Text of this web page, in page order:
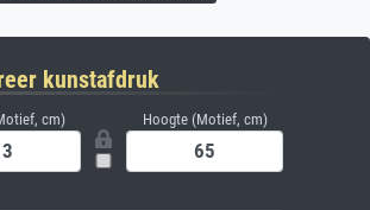
kunstafdruk
cm) Hoogte (Motief, cm)